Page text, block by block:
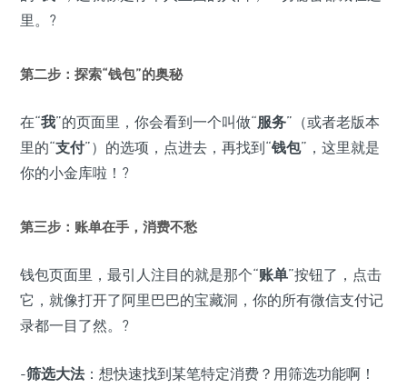
里。?
第二步：探索“钱包”的奥秘
在“我”的页面里，你会看到一个叫做“服务”（或者老版本
里的“支付”）的选项，点进去，再找到“钱包”，这里就是
你的小金库啦！?
第三步：账单在手，消费不愁
钱包页面里，最引人注目的就是那个“账单”按钮了，点击
它，就像打开了阿里巴巴的宝藏洞，你的所有微信支付记
录都一目了然。?
-筛选大法：想快速找到某笔特定消费？用筛选功能啊！